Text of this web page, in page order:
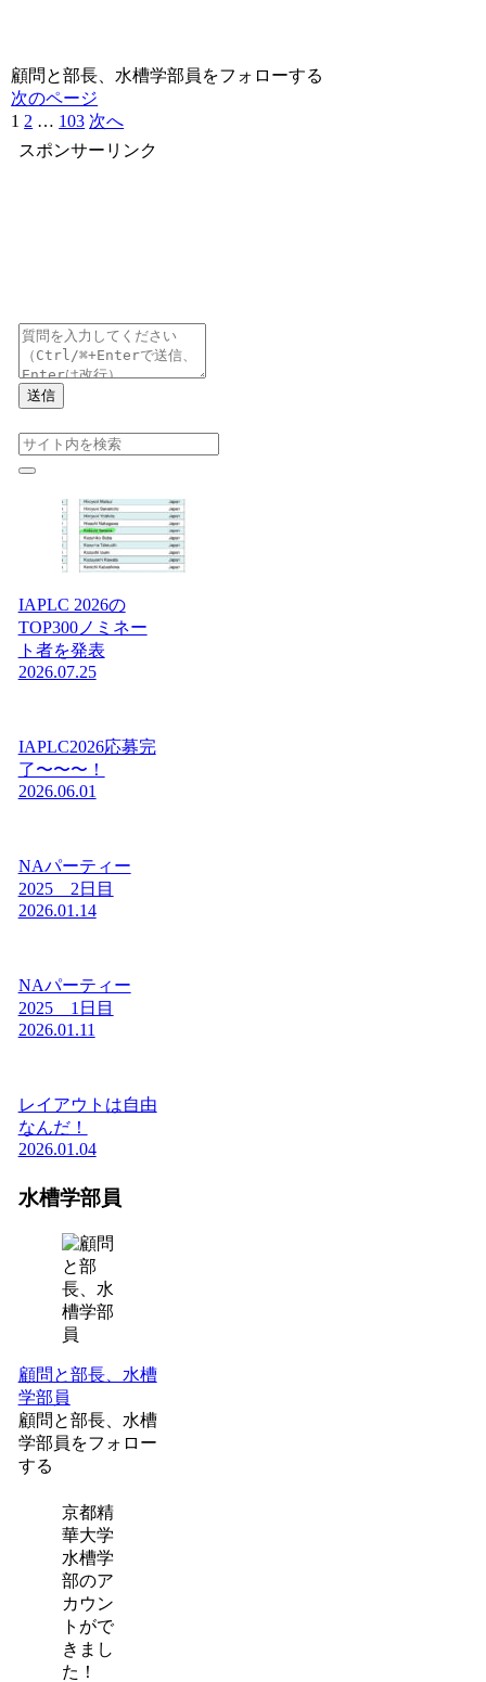
顧問と部長、水槽学部員をフォローする
次のページ
1 2 … 103 次へ
スポンサーリンク
送信
IAPLC 2026の
TOP300ノミネー
ト者を発表
2026.07.25
IAPLC2026応募完
了〜〜〜！
2026.06.01
NAパーティー
2025 2日目
2026.01.14
NAパーティー
2025 1日目
2026.01.11
レイアウトは自由
なんだ！
2026.01.04
水槽学部員
顧問と部長、水槽
学部員
顧問と部長、水槽
学部員をフォロー
する
京都精
華大学
水槽学
部のア
カウン
トがで
きまし
た！